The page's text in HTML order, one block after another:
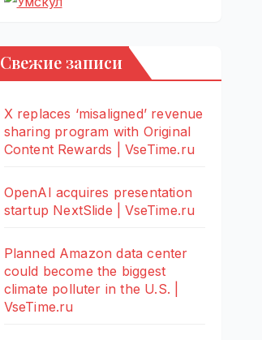
Свежие записи
X replaces ‘misaligned’ revenue
sharing program with Original
Content Rewards | VseTime.ru
OpenAI acquires presentation
startup NextSlide | VseTime.ru
Planned Amazon data center
could become the biggest
climate polluter in the U.S. |
VseTime.ru